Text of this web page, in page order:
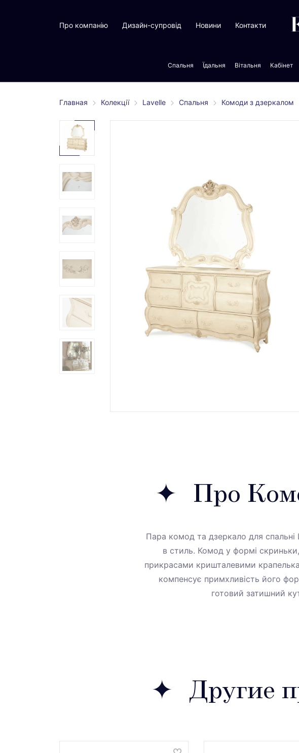
Про компанію Дизайн-супровід Новини Контакти
Спальня Їдальня Вітальня Кабінет
Главная Колекції Lavelle Спальня Комоди з дзеркалом
Про
Пара комод та дзеркало для спальні
в стиль. Комод у формі
прикрасами кришталевими
компенсує примхливість його
готовий затишний
Другие